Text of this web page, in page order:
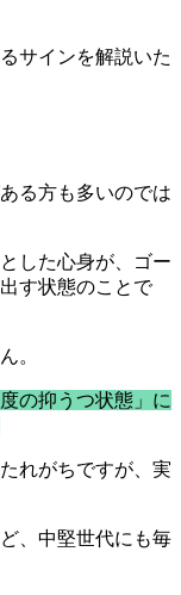
サインを解説いた
る方も多いのでは
した心身が、ゴー
す状態のことで
。
の抑うつ状態」に
れがちですが、実
、中堅世代にも毎